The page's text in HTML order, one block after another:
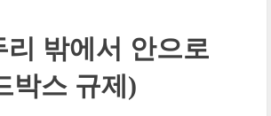
리 밖에서 안으로
박스 규제)